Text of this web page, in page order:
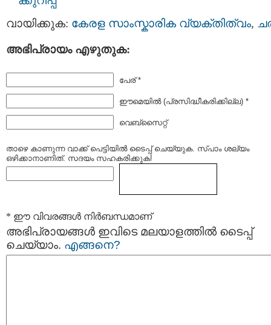
വായിക്കുക: കേരള സാംസ്കാരിക വ്യക്തിത്വം,
അഭിപ്രായം എഴുതുക:
പേര് *
ഈമെയില്‍ (പ്രസിദ്ധീകരിക്കില്ല) *
വെബ്സൈറ്റ്
താഴെ കാണുന്ന വാക്ക് പെട്ടിയില്‍ ടൈപ്പ്‌ ചെയ്യുക. സ്പാം ശല്യം
ഒഴിക്കാനാണിത്. സദയം സഹകരിക്കുക!
* ഈ വിവരങ്ങള്‍ നിര്‍ബന്ധമാണ്
അഭിപ്രായങ്ങള്‍ ഇവിടെ മലയാളത്തില്‍ ടൈപ്പ്
ചെയ്യാം. എങ്ങനെ?